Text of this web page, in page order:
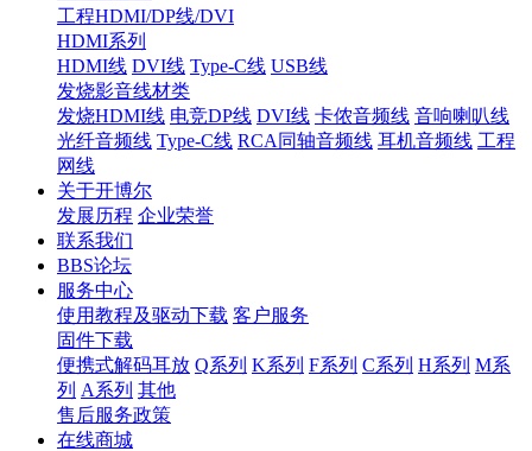
工程HDMI/DP线/DVI
HDMI系列
HDMI线 DVI线 Type-C线 USB线
发烧影音线材类
发烧HDMI线 电竞DP线 DVI线 卡侬音频线 音响喇叭线
光纤音频线 Type-C线 RCA同轴音频线 耳机音频线 工程
网线
关于开博尔
发展历程 企业荣誉
联系我们
BBS论坛
服务中心
使用教程及驱动下载 客户服务
固件下载
便携式解码耳放 Q系列 K系列 F系列 C系列 H系列 M系
列 A系列 其他
售后服务政策
在线商城